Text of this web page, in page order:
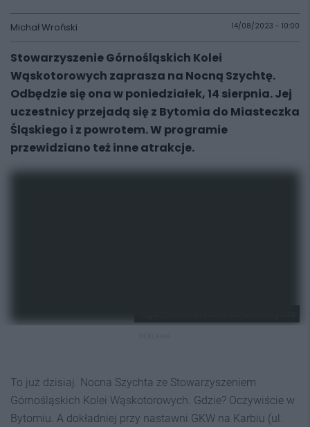
Michał Wroński 14/08/2023 - 10:00
Stowarzyszenie Górnośląskich Kolei
Wąskotorowych zaprasza na Nocną Szychtę.
Odbędzie się ona w poniedziałek, 14 sierpnia. Jej
uczestnicy przejadą się z Bytomia do Miasteczka
Śląskiego i z powrotem. W programie
przewidziano też inne atrakcje.
To już dzisiaj. Nocna Szychta ze Stowarzyszeniem
Górnośląskich Kolei Wąskotorowych. Gdzie? Oczywiście w
Bytomiu. A dokładniej przy nastawni GKW na Karbiu (ul.